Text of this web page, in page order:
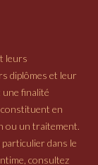
leurs
diplômes et leur
une finalité
constituent en
ou un traitement.
dans le
consultez